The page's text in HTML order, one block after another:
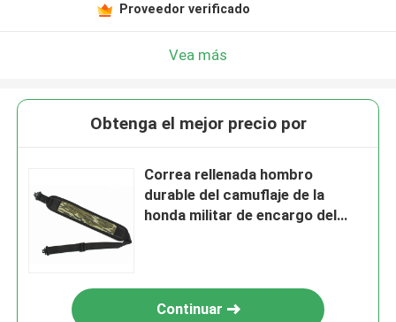
Proveedor verificado
Vea más
Obtenga el mejor precio por
Correa rellenada hombro
durable del camuflaje de la
honda militar de encargo del
Continuar